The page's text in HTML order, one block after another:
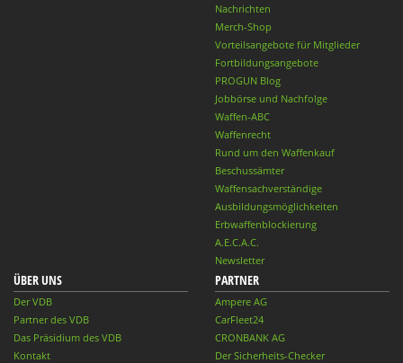
Nachrichten
Merch-Shop
Vorteilsangebote für Mitglieder
Fortbildungsangebote
PROGUN Blog
Jobbörse und Nachfolge
Waffen-ABC
Waffenrecht
Rund um den Waffenkauf
Beschussämter
Waffensachverständige
Ausbildungsmöglichkeiten
Erbwaffenblockierung
A.E.C.A.C.
Newsletter
ÜBER UNS
Der VDB
Partner des VDB
Das Präsidium des VDB
Kontakt
PARTNER
Ampere AG
CarFleet24
CRONBANK AG
Der Sicherheits-Checker